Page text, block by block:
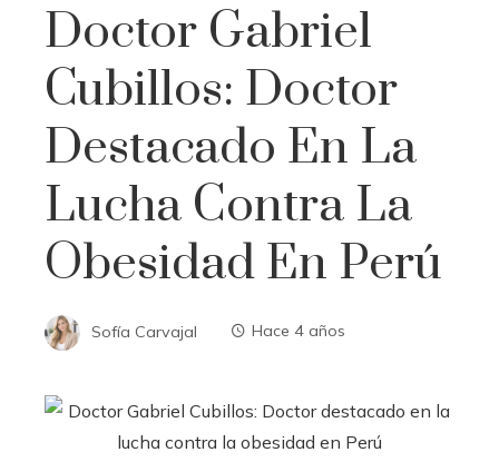
Doctor Gabriel
Cubillos: Doctor
Destacado En La
Lucha Contra La
Obesidad En Perú
Sofía Carvajal Hace 4 años